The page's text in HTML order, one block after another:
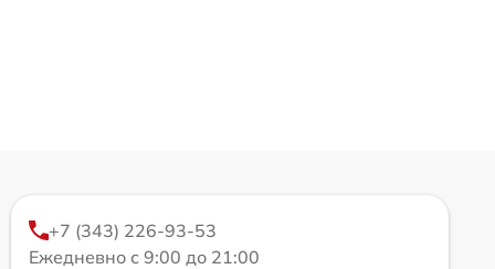
+7 (343) 226-93-53
Ежедневно с 9:00 до 21:00